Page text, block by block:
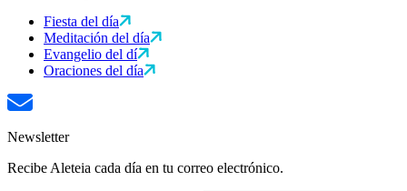
Fiesta del día
Meditación del día
Evangelio del dí
Oraciones del día
Newsletter
Recibe Aleteia cada día en tu correo electrónico.